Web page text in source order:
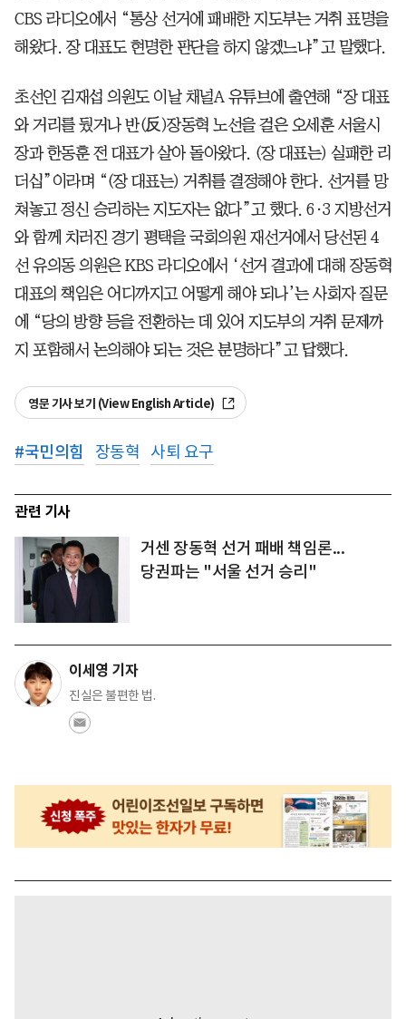
CBS 라디오에서 “통상 선거에 패배한 지도부는 거취 표명을
해왔다. 장 대표도 현명한 판단을 하지 않겠느냐”고 말했다.
초선인 김재섭 의원도 이날 채널A 유튜브에 출연해 “장 대표
와 거리를 뒀거나 반(反)장동혁 노선을 걸은 오세훈 서울시
장과 한동훈 전 대표가 살아 돌아왔다. (장 대표는) 실패한 리
더십”이라며 “(장 대표는) 거취를 결정해야 한다. 선거를 망
쳐놓고 정신 승리하는 지도자는 없다”고 했다. 6·3 지방선거
와 함께 치러진 경기 평택을 국회의원 재선거에서 당선된 4
선 유의동 의원은 KBS 라디오에서 ‘선거 결과에 대해 장동혁
대표의 책임은 어디까지고 어떻게 해야 되나’는 사회자 질문
에 “당의 방향 등을 전환하는 데 있어 지도부의 거취 문제까
지 포함해서 논의해야 되는 것은 분명하다”고 답했다.
영문 기사 보기 (View English Article)
#국민의힘 장동혁 사퇴 요구
관련 기사
거센 장동혁 선거 패배 책임론...
당권파는 "서울 선거 승리"
이세영 기자
진실은 불편한 법.